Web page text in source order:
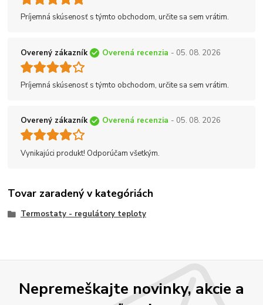
Príjemná skúsenosť s týmto obchodom, určite sa sem vrátim.
Overený zákazník Overená recenzia - 05. 08. 2026
Príjemná skúsenosť s týmto obchodom, určite sa sem vrátim.
Overený zákazník Overená recenzia - 05. 08. 2026
Vynikajúci produkt! Odporúčam všetkým.
Tovar zaradený v kategóriách
Termostaty - regulátory teploty
Nepremeškajte novinky, akcie a